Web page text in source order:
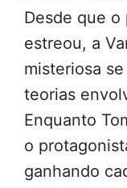
Desde que
estreou, a
misteriosa
teorias
Enquanto
o
ganhando